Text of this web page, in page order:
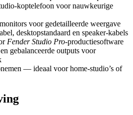
voor nauwkeurige
voor gedetailleerde weergave
desktopstandaard en speaker‑kabels
Fender Studio Pro‑productiesoftware
gebalanceerde outputs voor
— ideaal voor home‑studio’s of